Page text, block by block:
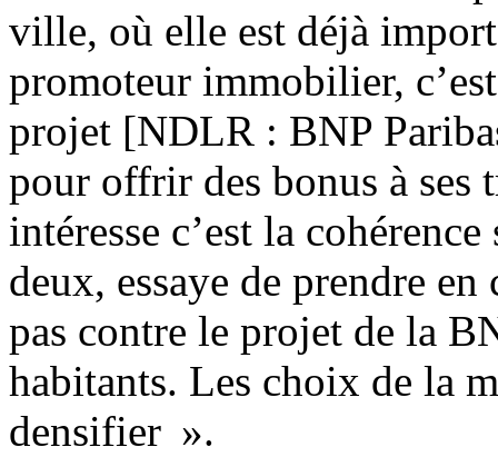
ville, où elle est déjà
promoteur immobilier,
projet [NDLR : BNP
pour offrir des bonus à ses
intéresse c’est la
deux, essaye de prendre en
pas contre le projet de la
habitants. Les choix de la
densifier ».